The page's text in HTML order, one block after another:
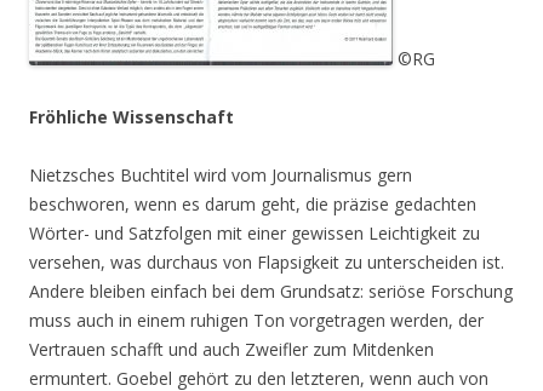
©RG
Fröhliche Wissenschaft
Nietzsches Buchtitel wird vom Journalismus gern
beschworen, wenn es darum geht, die präzise gedachten
Wörter- und Satzfolgen mit einer gewissen Leichtigkeit zu
versehen, was durchaus von Flapsigkeit zu unterscheiden ist.
Andere bleiben einfach bei dem Grundsatz: seriöse Forschung
muss auch in einem ruhigen Ton vorgetragen werden, der
Vertrauen schafft und auch Zweifler zum Mitdenken
ermuntert. Goebel gehört zu den letzteren, wenn auch von